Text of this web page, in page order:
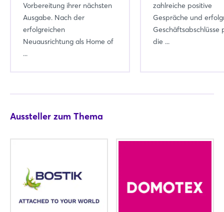
Vorbereitung ihrer nächsten
Ausgabe. Nach der
erfolgreichen
Neuausrichtung als Home of
...
zahlreiche positive
Gespräche und
Geschäftsabschlüsse
die ...
Aussteller zum Thema